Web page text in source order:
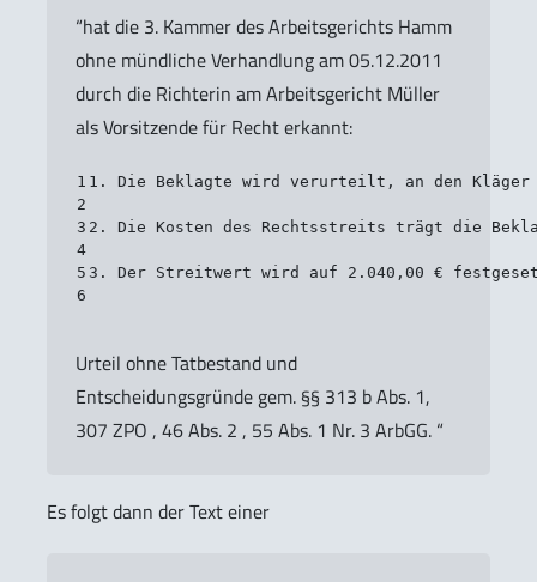
“hat die 3. Kammer des Arbeitsgerichts Hamm
ohne mündliche Verhandlung am 05.12.2011
durch die Richterin am Arbeitsgericht Müller
als Vorsitzende für Recht erkannt:
1
2
3
4
5
6
1. Die Beklagte wird verurteilt, an den Kläger
2. Die Kosten des Rechtsstreits trägt die
3. Der Streitwert wird auf 2.040,00 €
Urteil ohne Tatbestand und
Entscheidungsgründe gem. §§ 313 b Abs. 1,
307 ZPO , 46 Abs. 2 , 55 Abs. 1 Nr. 3 ArbGG. “
Es folgt dann der Text einer